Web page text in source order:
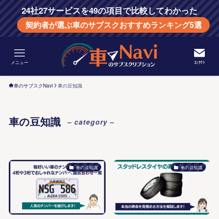
24社27サービスを49の項目で比較してわかった
契約者が選ぶ車のサブスクおすすめランキング5選
ｺﾝﾀｸﾄ
メニュー
車のサブスクNavi 車の豆知識
車の豆知識 – category –
車の豆知識 車の豆知識